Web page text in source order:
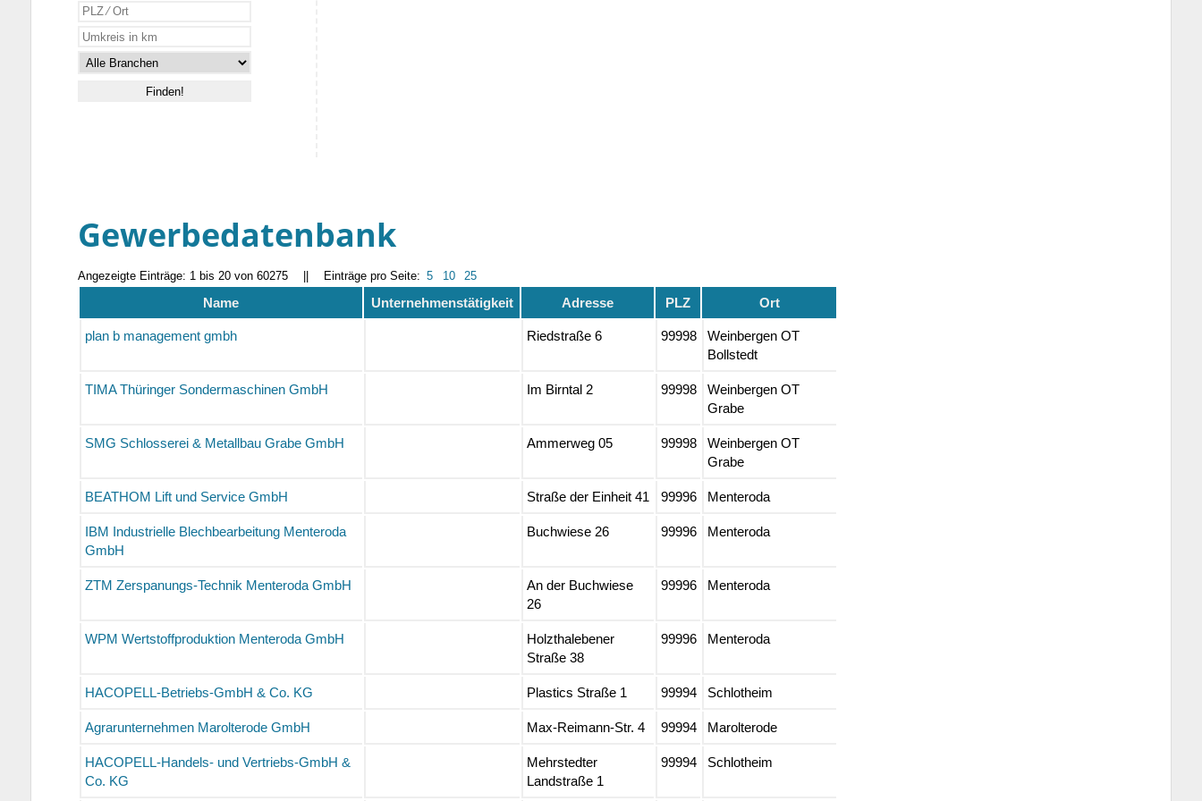
Gewerbedatenbank
Angezeigte Einträge: 1 bis 20 von 60275 Einträge pro Seite: 5 10 25
Name Unternehmenstätigkeit Adresse PLZ Ort
plan b management gmbh Riedstraße 6 99998
Weinbergen OT
Bollstedt
TIMA Thüringer Sondermaschinen GmbH Im Birntal 2 99998
Weinbergen OT
Grabe
SMG Schlosserei & Metallbau Grabe GmbH Ammerweg 05 99998
Weinbergen OT
Grabe
BEATHOM Lift und Service GmbH Straße der Einheit 41 99996 Menteroda
IBM Industrielle Blechbearbeitung Menteroda
GmbH
Buchwiese 26 99996 Menteroda
ZTM Zerspanungs-Technik Menteroda GmbH
An der Buchwiese
26
99996 Menteroda
WPM Wertstoffproduktion Menteroda GmbH
Holzthalebener
Straße 38
99996 Menteroda
HACOPELL-Betriebs-GmbH & Co. KG Plastics Straße 1 99994 Schlotheim
Agrarunternehmen Marolterode GmbH Max-Reimann-Str. 4 99994 Marolterode
HACOPELL-Handels- und Vertriebs-GmbH &
Co. KG
Mehrstedter
Landstraße 1
99994 Schlotheim